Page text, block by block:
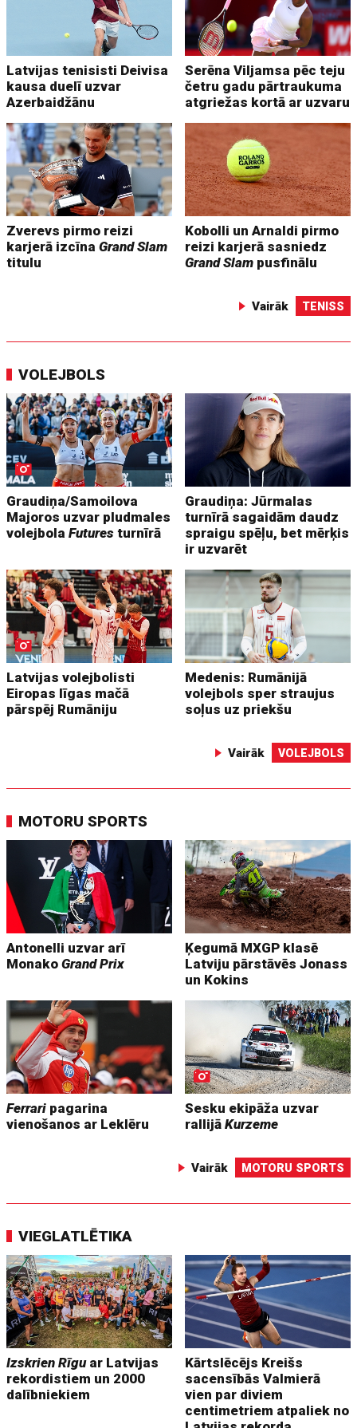
Latvijas tenisisti Deivisa
kausa duelī uzvar
Azerbaidžānu
Serēna Viljamsa pēc teju
četru gadu pārtraukuma
atgriežas kortā ar uzvaru
Zverevs pirmo reizi
karjerā izcīnaGrand Slam
titulu
Kobolli un Arnaldi pirmo
reizi karjerā sasniedz
Grand Slam pusfinālu
Vairāk TENISS
VOLEJBOLS
Graudiņa/Samoilova
Majoros uzvar pludmales
volejbolaFutures turnīrā
Graudiņa: Jūrmalas
turnīrā sagaidām daudz
spraigu spēļu, bet mērķis
ir uzvarēt
Latvijas volejbolisti
Eiropas līgas mačā
pārspēj Rumāniju
Medenis: Rumānijā
volejbols sper straujus
soļus uz priekšu
Vairāk VOLEJBOLS
MOTORU SPORTS
Antonelli uzvar arī
MonakoGrand Prix
Ķegumā MXGP klasē
Latviju pārstāvēs Jonass
un Kokins
Ferrari pagarina
vienošanos ar Leklēru
Sesku ekipāža uzvar
rallijāKurzeme
Vairāk MOTORU SPORTS
VIEGLATLĒTIKA
Izskrien Rīguar Latvijas
rekordistiem un 2000
dalībniekiem
Kārtslēcējs Kreišs
sacensībās Valmierā
vien par diviem
centimetriem atpaliek no